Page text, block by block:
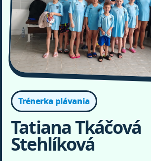
Trénerka plávania
Tatiana Tkáčová
Stehlíková